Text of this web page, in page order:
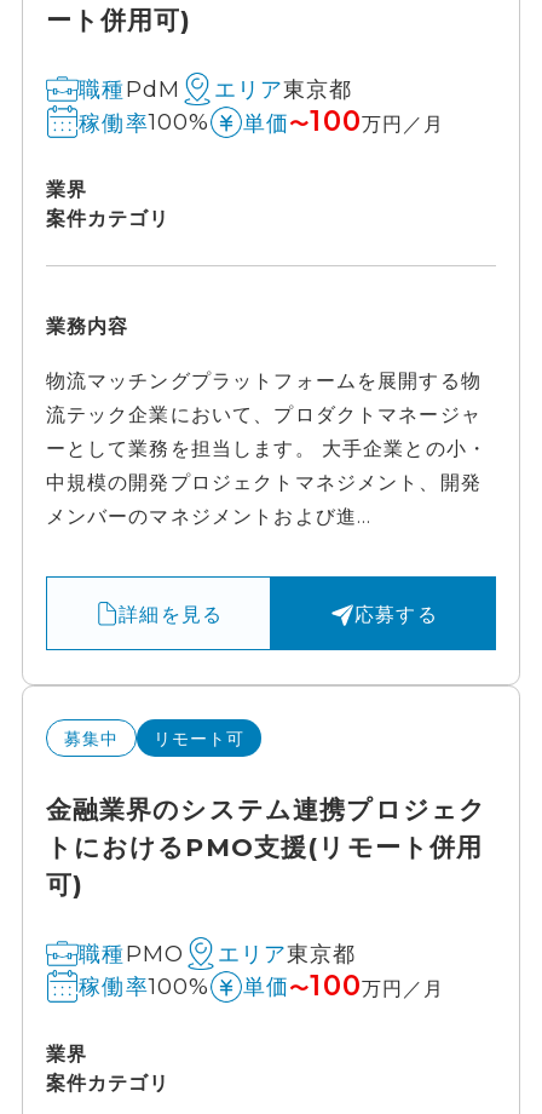
ート併用可)
職種PdM エリア東京都
稼働率100% 単価〜100万円／月
業界
案件カテゴリ
業務内容
物流マッチングプラットフォームを展開する物
流テック企業において、プロダクトマネージャ
ーとして業務を担当します。 大手企業との小・
中規模の開発プロジェクトマネジメント、開発
メンバーのマネジメントおよび進...
詳細を見る 応募する
募集中 リモート可
金融業界のシステム連携プロジェク
トにおけるPMO支援(リモート併用
可)
職種PMO エリア東京都
稼働率100% 単価〜100万円／月
業界
案件カテゴリ